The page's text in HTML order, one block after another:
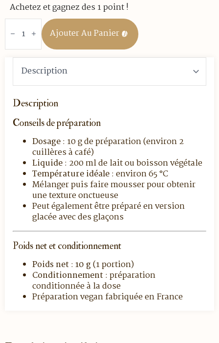
Achetez et gagnez des 1 point !
quantité
MATCHA
MONBANA
DOSE
10
Ajouter Au Panier
Description
Conseils de préparation
Dosage: 10 g de préparation (environ 2
cuillères à café)
Liquide: 200 ml de lait ou boisson végétale
Température idéale: environ 65 °C
Mélanger puis faire mousser pour obtenir
une texture onctueuse
Peut également être préparé en version
glacée avec des glaçons
Poids net et conditionnement
Poids net: 10 g(1 portion)
Conditionnement: préparation
conditionnée à la dose
Préparation vegan fabriquée en France